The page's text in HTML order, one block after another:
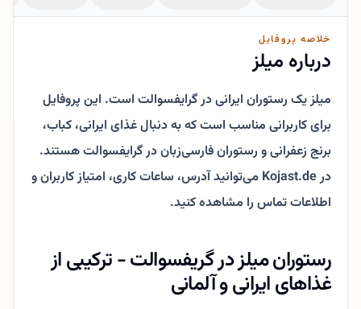
خلاصه پروفایل
درباره میلز
میلز یک رستوران ایرانی در گرایفسوالت است. این پروفایل
برای کاربرانی مناسب است که به دنبال غذای ایرانی، کباب،
برنج زعفرانی و رستوران فارسی‌زبان در گرایفسوالت هستند.
در Kojast.de می‌توانید آدرس، ساعات کاری، امتیاز کاربران و
اطلاعات تماس را مشاهده کنید.
رستوران میلز در گریفسوالت - ترکیبی از
غذاهای ایرانی و آلمانی